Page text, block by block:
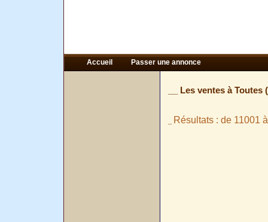
Accueil Passer une annonce
__ Les ventes à Toutes
Résultats : de 11001